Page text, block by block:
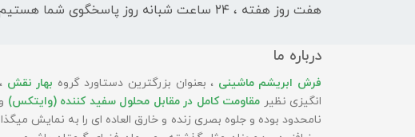
هفت روز هفته ، ۲۴ ساعت شبانه‌ روز پاسخگوی شما هستیم
درباره ما
فرش ابریشم ماشینی ، بعنوان بزرگترین دستاورد گروه بهار نقش
انگیزی نظیر مقاومت کامل در مقابل محلول سفید کننده (وایتکس)
نامحدود بوده و جلوه بصری زنده و خارق العاده ای را به نمایش